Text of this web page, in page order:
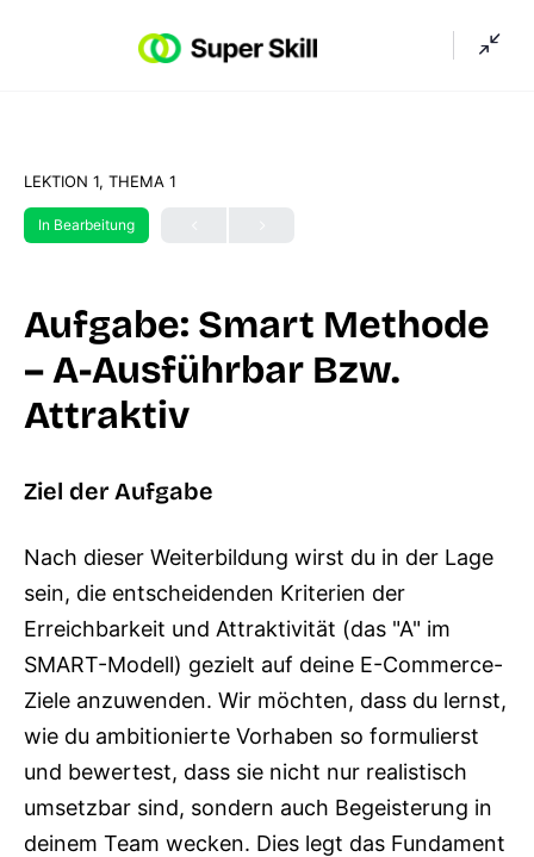
LEKTION 1, THEMA 1
In Bearbeitung
Aufgabe: Smart Methode
– A-Ausführbar Bzw.
Attraktiv
Ziel der Aufgabe
Nach dieser Weiterbildung wirst du in der Lage
sein, die entscheidenden Kriterien der
Erreichbarkeit und Attraktivität (das "A" im
SMART-Modell) gezielt auf deine E-Commerce-
Ziele anzuwenden. Wir möchten, dass du lernst,
wie du ambitionierte Vorhaben so formulierst
und bewertest, dass sie nicht nur realistisch
umsetzbar sind, sondern auch Begeisterung in
deinem Team wecken. Dies legt das Fundament